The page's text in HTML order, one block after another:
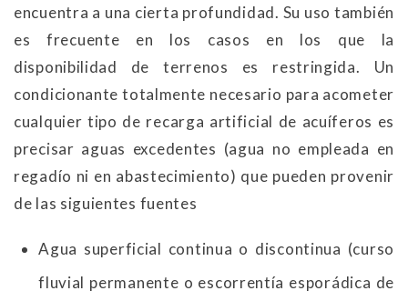
encuentra a una cierta profundidad. Su uso también
es frecuente en los casos en los que la
disponibilidad de terrenos es restringida. Un
condicionante totalmente necesario para acometer
cualquier tipo de recarga artificial de acuíferos es
precisar aguas excedentes (agua no empleada en
regadío ni en abastecimiento) que pueden provenir
de las siguientes fuentes
Agua superficial continua o discontinua (curso
fluvial permanente o escorrentía esporádica de